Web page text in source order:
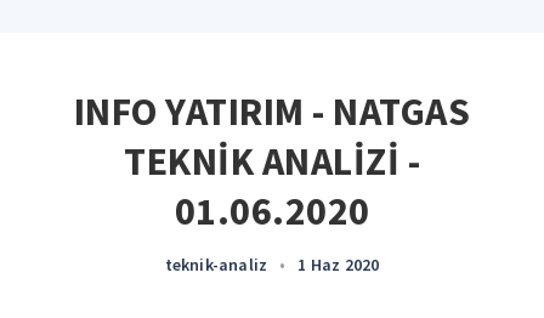
INFO YATIRIM - NATGAS
TEKNİK ANALİZİ -
01.06.2020
teknik-analiz • 1 Haz 2020